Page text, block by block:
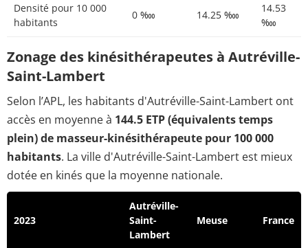
Densité pour 10 000
habitants
0 ‱ 14.25 ‱
14.53
‱
Zonage des kinésithérapeutes à Autréville-
Saint-Lambert
Selon l’APL, les habitants d'Autréville-Saint-Lambert ont
accès en moyenne à 144.5 ETP (équivalents temps
plein) de masseur-kinésithérapeute pour 100 000
habitants. La ville d'Autréville-Saint-Lambert est mieux
dotée en kinés que la moyenne nationale.
2023
Autréville-
Saint-
Lambert
Meuse France